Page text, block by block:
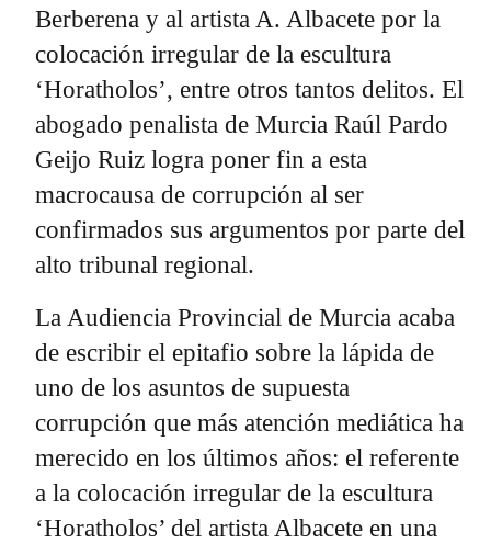
Berberena y al artista A. Albacete por la
colocación irregular de la escultura
‘Horatholos’, entre otros tantos delitos. El
abogado penalista de Murcia Raúl Pardo
Geijo Ruiz logra poner fin a esta
macrocausa de corrupción al ser
confirmados sus argumentos por parte del
alto tribunal regional.
La Audiencia Provincial de Murcia acaba
de escribir el epitafio sobre la lápida de
uno de los asuntos de supuesta
corrupción que más atención mediática ha
merecido en los últimos años: el referente
a la colocación irregular de la escultura
‘Horatholos’ del artista Albacete en una